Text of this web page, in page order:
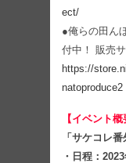
ect/
●俺らの田ん
付中！ 販売
https://
natoproduce2
【イベント概
「サケコレ
・日程：